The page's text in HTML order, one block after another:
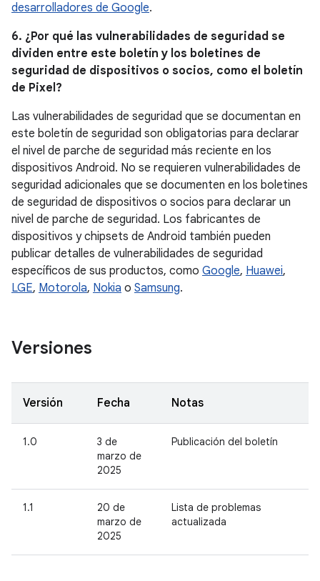
desarrolladores de Google.
6. ¿Por qué las vulnerabilidades de seguridad se
dividen entre este boletín y los boletines de
seguridad de dispositivos o socios, como el boletín
de Pixel?
Las vulnerabilidades de seguridad que se documentan en
este boletín de seguridad son obligatorias para declarar
el nivel de parche de seguridad más reciente en los
dispositivos Android. No se requieren vulnerabilidades de
seguridad adicionales que se documenten en los boletines
de seguridad de dispositivos o socios para declarar un
nivel de parche de seguridad. Los fabricantes de
dispositivos y chipsets de Android también pueden
publicar detalles de vulnerabilidades de seguridad
específicos de sus productos, como Google, Huawei,
LGE, Motorola, Nokia o Samsung.
Versiones
Versión Fecha Notas
1.0
3 de
marzo de
2025
Publicación del boletín
1.1
20 de
marzo de
2025
Lista de problemas
actualizada